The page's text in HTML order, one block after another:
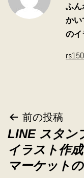
ふ
か
の
投
稿
ナ
前の投稿
LINE スタン
イラスト作
マーケットの